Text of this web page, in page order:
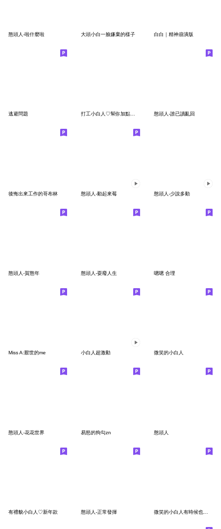
憨頭人-啦什麼啦 大頭小白一臉嫌棄的樣子 白白｜精神崩潰版
逃避問題 打工小白人♡幫你加點鹽,我的拖延 憨頭人-誰已讀亂回
後悔出來工作的哥布林 憨頭人-動起來莓 憨頭人-少說多動
憨頭人-賀憨年 憨頭人-耍廢人生 嗯嗯 合理
Miss A:厭世的me 小白人超激動 微笑的小白人
憨頭人-花花世界 易怒的狗勾zn 憨頭人
有禮貌小白人♡新年款 憨頭人-正常發揮 微笑的小白人有時候也會有黑暗面